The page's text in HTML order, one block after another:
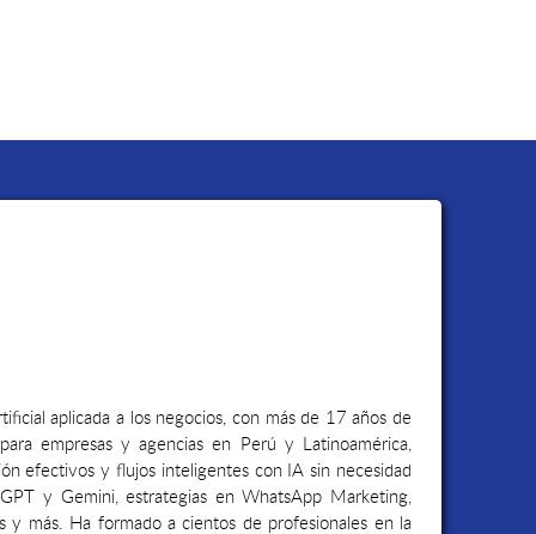
aplicada a los negocios, con más de 17 años de
empresas y agencias en Perú y Latinoamérica,
efectivos y flujos inteligentes con IA sin necesidad
y Gemini, estrategias en WhatsApp Marketing,
y más. Ha formado a cientos de profesionales en la